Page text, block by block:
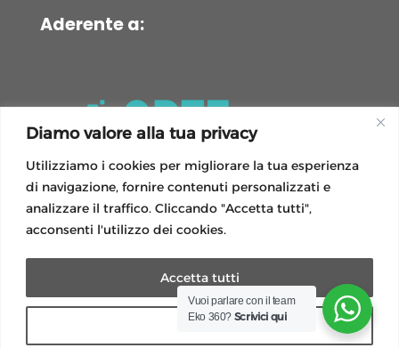
Diamo valore alla tua privacy
Utilizziamo i cookies per migliorare la tua esperienza
di navigazione, fornire contenuti personalizzati e
analizzare il traffico. Cliccando "Accetta tutti",
acconsenti l'utilizzo dei cookies.
Rifiuta
Accetta tutti
Aderente a:
Vuoi parlare con il team
Eko 360? Scrivici qui